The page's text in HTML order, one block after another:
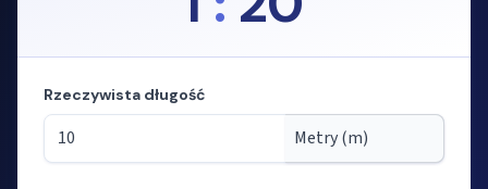
Rzeczywista długość